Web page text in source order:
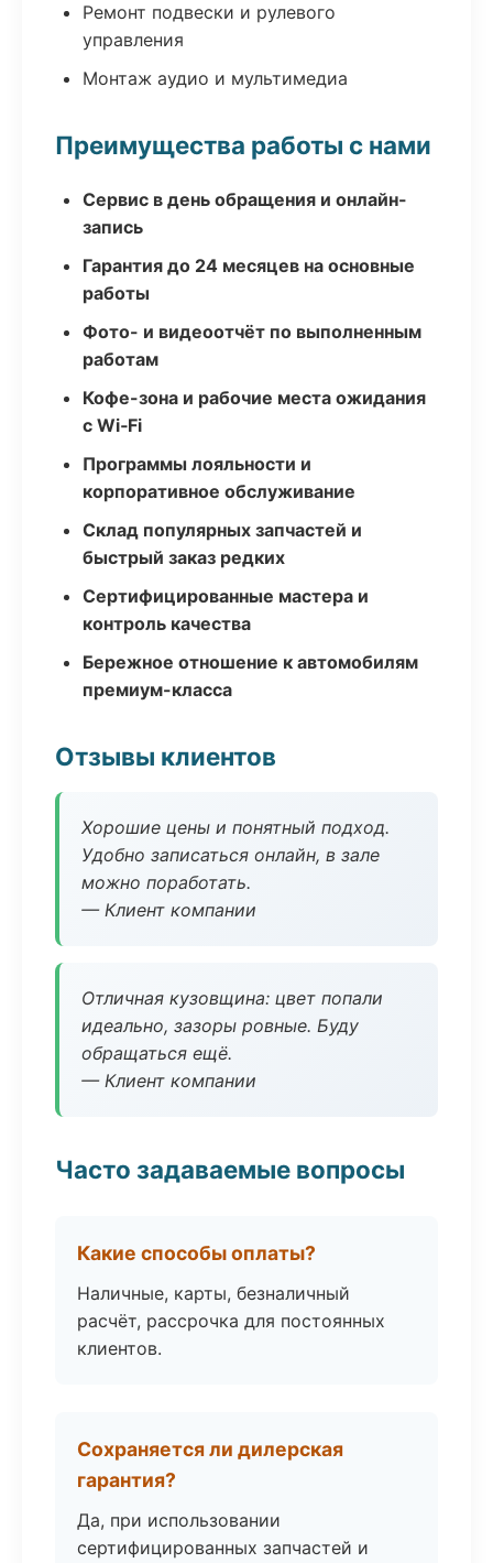
Ремонт подвески и рулевого
управления
Монтаж аудио и мультимедиа
Преимущества работы с нами
Сервис в день обращения и онлайн-
запись
Гарантия до 24 месяцев на основные
работы
Фото- и видеоотчёт по выполненным
работам
Кофе-зона и рабочие места ожидания
с Wi‑Fi
Программы лояльности и
корпоративное обслуживание
Склад популярных запчастей и
быстрый заказ редких
Сертифицированные мастера и
контроль качества
Бережное отношение к автомобилям
премиум-класса
Отзывы клиентов
Хорошие цены и понятный подход.
Удобно записаться онлайн, в зале
можно поработать.
— Клиент компании
Отличная кузовщина: цвет попали
идеально, зазоры ровные. Буду
обращаться ещё.
— Клиент компании
Часто задаваемые вопросы
Какие способы оплаты?
Наличные, карты, безналичный
расчёт, рассрочка для постоянных
клиентов.
Сохраняется ли дилерская
гарантия?
Да, при использовании
сертифицированных запчастей и